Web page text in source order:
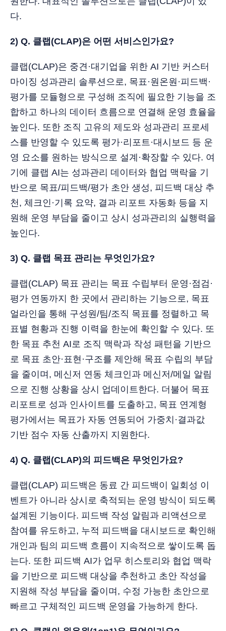
다.
2) Q. 클랩(CLAP)은 어떤 서비스인가요?
클랩(CLAP)은 중견·대기업을 위한 AI 기반 커스터
마이징 성과관리 솔루션으로, 목표·원온원·피드백·
평가를 모듈형으로 구성해 조직에 필요한 기능을 조
합하고 하나의 데이터 흐름으로 연결해 운영 효율을
높인다. 또한 조직 고유의 제도와 성과관리 프로세
스를 반영할 수 있도록 평가·리포트·대시보드 등 운
영 요소를 원하는 방식으로 설계·확장할 수 있다. 여
기에 클랩 AI는 성과관리 데이터와 협업 맥락을 기
반으로 목표/피드백/평가 초안 생성, 피드백 대상 추
천, 체크인·기록 요약, 결과 리포트 자동화 등을 지
원해 운영 부담을 줄이고 상시 성과관리의 실행력을
높인다.
3) Q. 클랩 목표 관리는 무엇인가요?
클랩(CLAP) 목표 관리는 목표 수립부터 운영·점검·
평가 연동까지 한 곳에서 관리하는 기능으로, 목표
얼라인을 통해 구성원/팀/조직 목표를 정렬하고 목
표별 현황과 진행 이력을 한눈에 확인할 수 있다. 또
한 목표 추천 AI로 조직 맥락과 작성 패턴을 기반으
로 목표 초안·표현·구조를 제안해 목표 수립의 부담
을 줄이며, 메신저 연동 체크인과 메신저/메일 알림
으로 진행 상황을 상시 업데이트한다. 더불어 목표
리포트로 성과 인사이트를 도출하고, 목표 연계형
평가에서는 목표가 자동 연동되어 가중치·결과값
기반 점수 자동 산출까지 지원한다.
4) Q. 클랩(CLAP)의 피드백은 무엇인가요?
클랩(CLAP) 피드백은 동료 간 피드백이 일회성 이
벤트가 아니라 상시로 축적되는 운영 방식이 되도록
설계된 기능이다. 피드백 작성 알림과 리액션으로
참여를 유도하고, 누적 피드백을 대시보드로 확인해
개인과 팀의 피드백 흐름이 지속적으로 쌓이도록 돕
는다. 또한 피드백 AI가 업무 히스토리와 협업 맥락
을 기반으로 피드백 대상을 추천하고 초안 작성을
지원해 작성 부담을 줄이며, 수정 가능한 초안으로
빠르고 구체적인 피드백 운영을 가능하게 한다.